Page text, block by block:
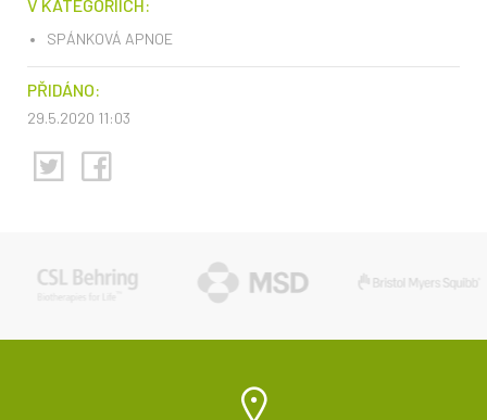
V KATEGORIÍCH:
SPÁNKOVÁ APNOE
PŘIDÁNO:
29.5.2020 11:03